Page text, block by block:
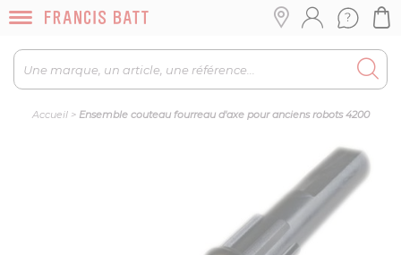
Accueil> Ensemble couteau fourreau d'axe pour anciens robots 4200